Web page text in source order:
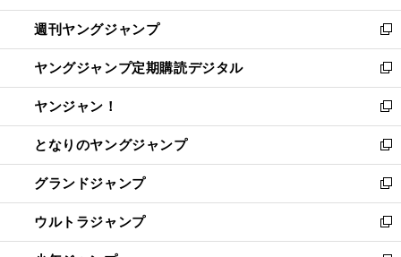
開
く
ウ
で
開
く
ン
ド
ウ
で
開
く
ウ
ィ
ン
ド
ウ
で
開
く
週刊ヤングジャンプ
新
し
い
ウ
ィ
ン
ド
ウ
で
開
く
ヤングジャンプ定期購読デジタル
新
し
い
ウ
ィ
ン
ド
ウ
で
開
ヤンジャン！
新
し
い
ウ
ィ
ン
ド
ウ
となりのヤングジャンプ
新
し
い
ウ
ィ
ン
グランドジャンプ
新
し
い
ウ
ウルトラジャンプ
新
し